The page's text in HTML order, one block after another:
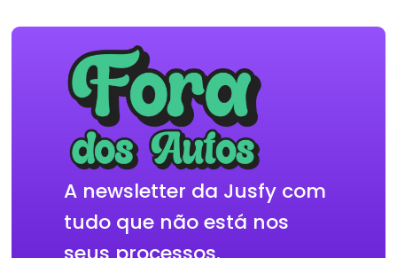
A newsletter da Jusfy com
tudo que não está nos